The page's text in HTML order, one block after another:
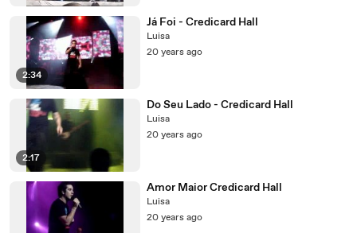
2:34
Já Foi - Credicard Hall
Luisa
20 years ago
2:17
Do Seu Lado - Credicard Hall
Luisa
20 years ago
Amor Maior Credicard Hall
Luisa
20 years ago